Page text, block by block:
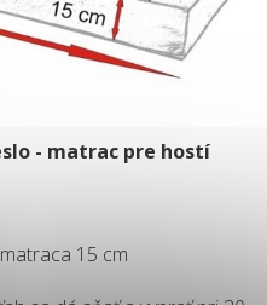
- matrac pre hostí
15 cm